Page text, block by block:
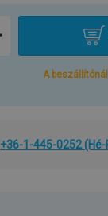
A beszállítónál
+36-1-445-0252(Hé-